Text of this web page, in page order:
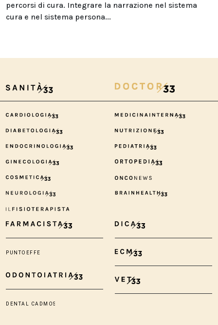
percorsi di cura. Integrare la narrazione nel sistema
cura e nel sistema persona...